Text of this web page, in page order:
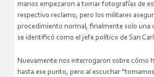
manos empezaron a tomar fotografías de
respectivo reclamo, pero los militares
procedimiento normal, finalmente solo una
se identificó como el jefe político de San
Nuevamente nos interrogaron sobre cómo
hasta ese punto, pero al escuchar